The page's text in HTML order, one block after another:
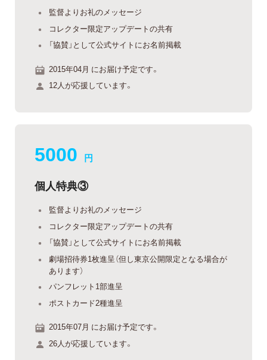
監督よりお礼のメッセージ
コレクター限定アップデートの共有
「協賛」として公式サイトにお名前掲載
2015年04月 にお届け予定です。
12人が応援しています。
5000 円
個人特典③
監督よりお礼のメッセージ
コレクター限定アップデートの共有
「協賛」として公式サイトにお名前掲載
劇場招待券1枚進呈（但し東京公開限定となる場合が
あります）
パンフレット1部進呈
ポストカード2種進呈
2015年07月 にお届け予定です。
26人が応援しています。